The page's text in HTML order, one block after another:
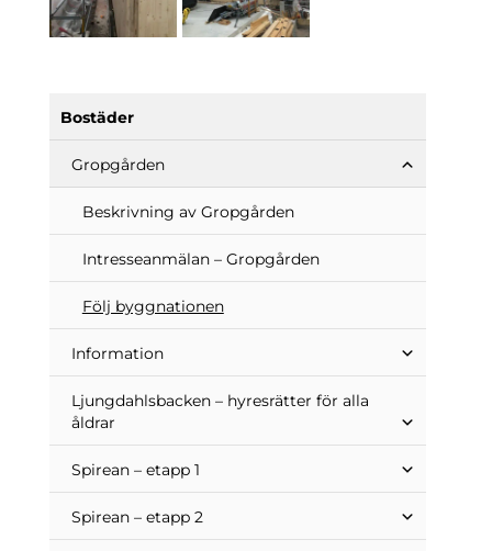
Bostäder
Gropgården
Beskrivning av Gropgården
Intresseanmälan – Gropgården
Följ byggnationen
Information
Ljungdahlsbacken – hyresrätter för alla
åldrar
Spirean – etapp 1
Spirean – etapp 2